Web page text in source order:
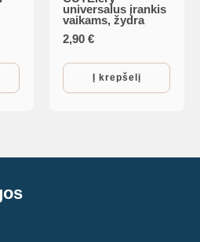
universalus įrankis
vaikams, žydra
2,90€
Į krepšelį